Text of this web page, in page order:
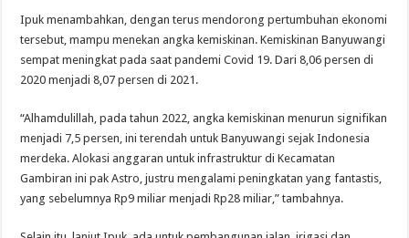
Ipuk menambahkan, dengan terus mendorong pertumbuhan ekonomi
tersebut, mampu menekan angka kemiskinan. Kemiskinan Banyuwangi
sempat meningkat pada saat pandemi Covid 19. Dari 8,06 persen di
2020 menjadi 8,07 persen di 2021.
“Alhamdulillah, pada tahun 2022, angka kemiskinan menurun signifikan
menjadi 7,5 persen, ini terendah untuk Banyuwangi sejak Indonesia
merdeka. Alokasi anggaran untuk infrastruktur di Kecamatan
Gambiran ini pak Astro, justru mengalami peningkatan yang fantastis,
yang sebelumnya Rp9 miliar menjadi Rp28 miliar,” tambahnya.